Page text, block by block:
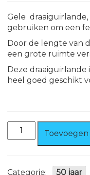
Gele
gebruiken om een
Door de lengte van
een grote ruimte
Deze
heel goed geschikt
Draaiguirlande
Brandvertragend
Categorie: 50 jaar